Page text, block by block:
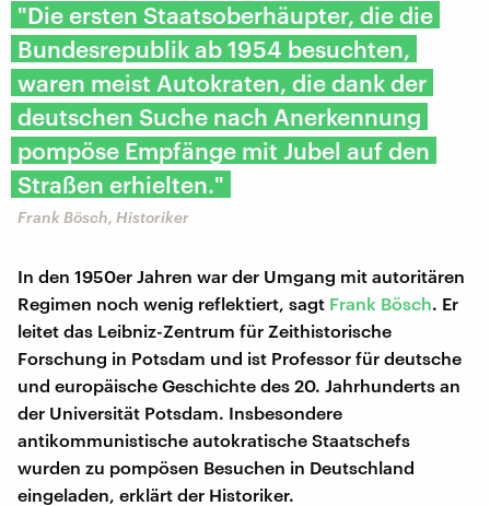
"Die ersten Staatsoberhäupter, die die
Bundesrepublik ab 1954 besuchten,
waren meist Autokraten, die dank der
deutschen Suche nach Anerkennung
pompöse Empfänge mit Jubel auf den
Straßen erhielten."
Frank Bösch, Historiker
In den 1950er Jahren war der Umgang mit autoritären
Regimen noch wenig reflektiert, sagt Frank Bösch. Er
leitet das Leibniz-Zentrum für Zeithistorische
Forschung in Potsdam und ist Professor für deutsche
und europäische Geschichte des 20. Jahrhunderts an
der Universität Potsdam. Insbesondere
antikommunistische autokratische Staatschefs
wurden zu pompösen Besuchen in Deutschland
eingeladen, erklärt der Historiker.